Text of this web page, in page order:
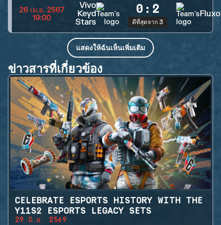
26 เม.ย. 2567
19:00
Vivo
Keyd
Stars
0 : 2
ดีที่สุดจาก 3
Fluxo
แสดงให้ฉันเห็นเพิ่มเติม
ข่าวสารที่เกี่ยวข้อง
CELEBRATE ESPORTS HISTORY WITH THE
Y11S2 ESPORTS LEGACY SETS
29 มิ.ย. 2569